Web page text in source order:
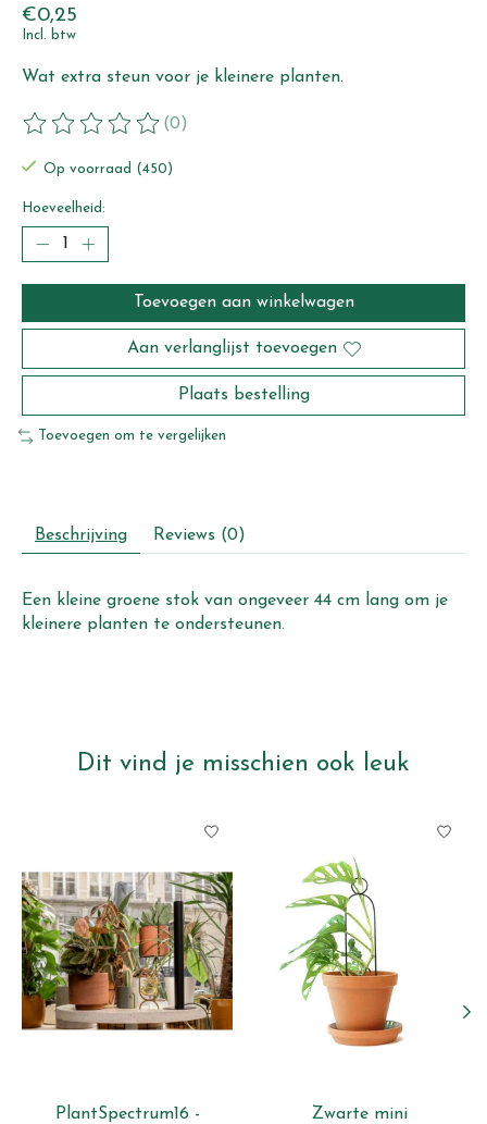
€0,25
Incl. btw
Wat extra steun voor je kleinere planten.
De beoordeling van dit product is
(0)
Op voorraad (450)
Hoeveelheid:
Toevoegen aan winkelwagen
Aan verlanglijst toevoegen
Plaats bestelling
Toevoegen om te vergelijken
Beschrijving Reviews (0)
Een kleine groene stok van ongeveer 44 cm lang om je
kleinere planten te ondersteunen.
Dit vind je misschien ook leuk
PlantSpectrum16 -
Zwarte mini